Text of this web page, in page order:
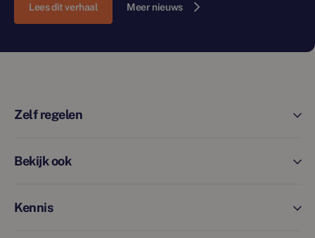
Lees dit verhaal Meer nieuws
Zelf regelen
Bekijk ook
Kennis